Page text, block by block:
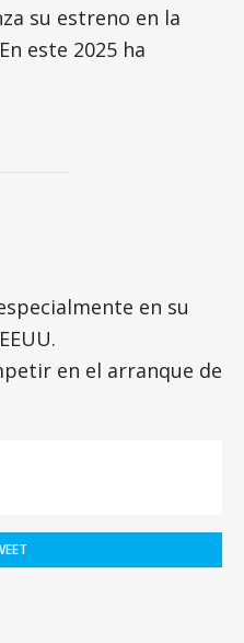
su estreno en la
este 2025 ha
en su
en el arranque de